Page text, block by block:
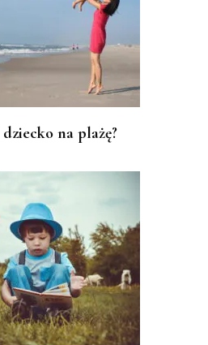
na plażę?